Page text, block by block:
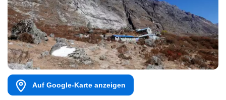
Auf Google-Karte anzeigen